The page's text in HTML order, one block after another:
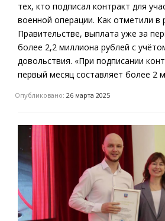
тех, кто подписал контракт для
военной операции. Как отметили в
Правительстве, выплата уже за
более 2,2 миллиона рублей с
довольствия. «При подписании
первый месяц составляет более 2
Опубликовано: 26 марта 2025